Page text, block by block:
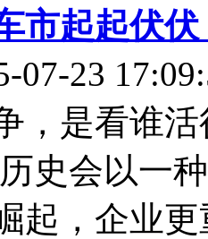
市起起伏
07-23
，是看谁
史会以一
起，企业